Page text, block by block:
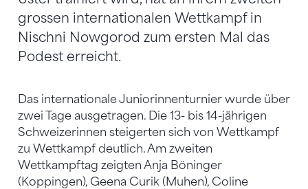
grossen internationalen Wettkampf in
Nischni Nowgorod zum ersten Mal das
Podest erreicht.
Das internationale Juniorinnenturnier wurde über
zwei Tage ausgetragen. Die 13- bis 14-jährigen
Schweizerinnen steigerten sich von Wettkampf
zu Wettkampf deutlich. Am zweiten
Wettkampftag zeigten Anja Böninger
(Koppingen), Geena Curik (Muhen), Coline